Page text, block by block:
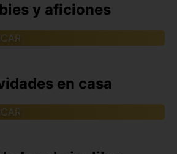
y aficiones
en casa